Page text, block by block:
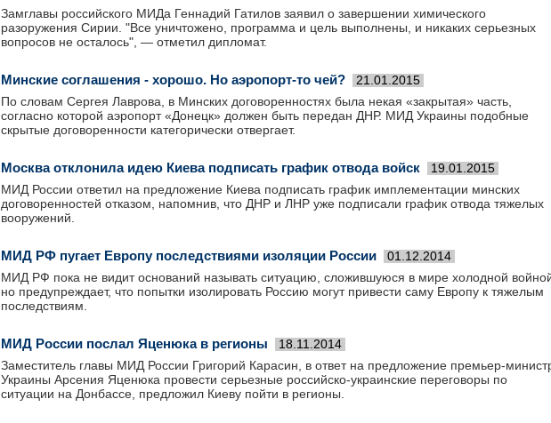
Замглавы российского МИДа Геннадий Гатилов заявил о завершении химического
разоружения Сирии. "Все уничтожено, программа и цель выполнены, и никаких серьезных
вопросов не осталось", — отметил дипломат.
Минские соглашения - хорошо. Но аэропорт-то чей? 21.01.2015
По словам Сергея Лаврова, в Минских договоренностях была некая «закрытая» часть,
согласно которой аэропорт «Донецк» должен быть передан ДНР. МИД Украины подобные
скрытые договоренности категорически отвергает.
Москва отклонила идею Киева подписать график отвода войск 19.01.2015
МИД России ответил на предложение Киева подписать график имплементации минских
договоренностей отказом, напомнив, что ДНР и ЛНР уже подписали график отвода тяжелых
вооружений.
МИД РФ пугает Европу последствиями изоляции России 01.12.2014
МИД РФ пока не видит оснований называть ситуацию, сложившуюся в мире холодной
но предупреждает, что попытки изолировать Россию могут привести саму Европу к тяжелым
последствиям.
МИД России послал Яценюка в регионы 18.11.2014
Заместитель главы МИД России Григорий Карасин, в ответ на предложение премьер-
Украины Арсения Яценюка провести серьезные российско-украинские переговоры по
ситуации на Донбассе, предложил Киеву пойти в регионы.